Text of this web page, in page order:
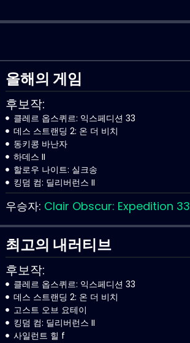
올해의 게임
후보작:
클레르 옵스퀴르: 익스페디션 33
데스 스트랜딩 2: 온 더 비치
동키콩 바난자
하데스 II
할로우 나이트: 실크송
킹덤 컴: 딜리버런스 II
우승자: Clair Obscur: Expedition 33
최고의 내러티브
후보작:
클레르 옵스퀴르: 익스페디션 33
데스 스트랜딩 2: 온 더 비치
고스트 오브 요테이
킹덤 컴: 딜리버런스 II
사일런트 힐 f